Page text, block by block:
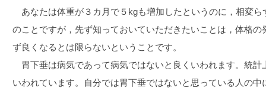
あなたは体重が３カ月で５kgも増加したというのに，相変
のことですが，先ず知っておいていただきたいことは，体格
ず良くなるとは限らないということです。
胃下垂は病気であって病気ではないと良くいわれます。統計
いわれています。自分では胃下垂ではないと思っている人の